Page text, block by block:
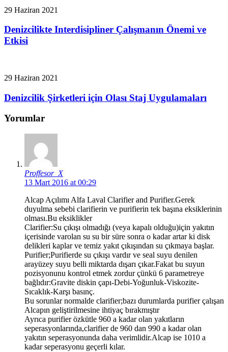
29 Haziran 2021
Denizcilikte Interdisipliner Çalışmanın Önemi ve
Etkisi
29 Haziran 2021
Denizcilik Şirketleri için Olası Staj Uygulamaları
Yorumlar
Proffesor_X
13 Mart 2016 at 00:29
Alcap Açılımı Alfa Laval Clarifier and Purifier.Gerek
duyulma sebebi clarifierin ve purifierin tek başına eksiklerinin
olması.Bu eksiklikler
Clarifier:Su çıkışı olmadığı (veya kapalı olduğu)için yakıtın
içerisinde varolan su su bir süre sonra o kadar artar ki disk
delikleri kaplar ve temiz yakıt çıkışından su çıkmaya başlar.
Purifier;Purifierde su çıkışı vardır ve seal suyu denilen
arayüzey suyu belli miktarda dışarı çıkar.Fakat bu suyun
pozisyonunu kontrol etmek zordur çünkü 6 parametreye
bağlıdır:Gravite diskin çapı-Debi-Yoğunluk-Viskozite-
Sıcaklık-Karşı basınç.
Bu sorunlar normalde clarifier;bazı durumlarda purifier çalışan
Alcapın geliştirilmesine ihtiyaç bırakmıştır
Ayrıca purifier özkütle 960 a kadar olan yakıtların
seperasyonlarında,clarifier de 960 dan 990 a kadar olan
yakıtın seperasyonunda daha verimlidir.Alcap ise 1010 a
kadar seperasyonu geçerli kılar.